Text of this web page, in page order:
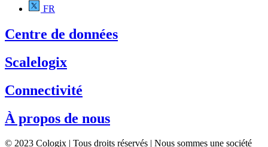
FR
Centre de données
Scalelogix
Connectivité
À propos de nous
© 2023 Cologix | Tous droits réservés | Nous sommes une société